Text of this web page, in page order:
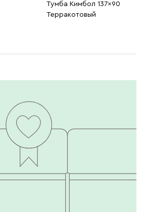
Тумба Кимбол 137x90
Терракотовый